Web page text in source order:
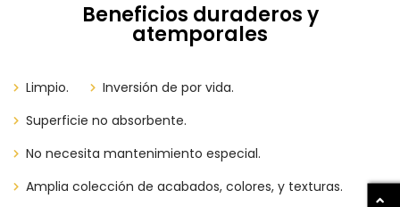
Beneficios duraderos y
atemporales
Limpio.
Inversión de por vida.
Superficie no absorbente.
No necesita mantenimiento especial.
Amplia colección de acabados, colores, y texturas.